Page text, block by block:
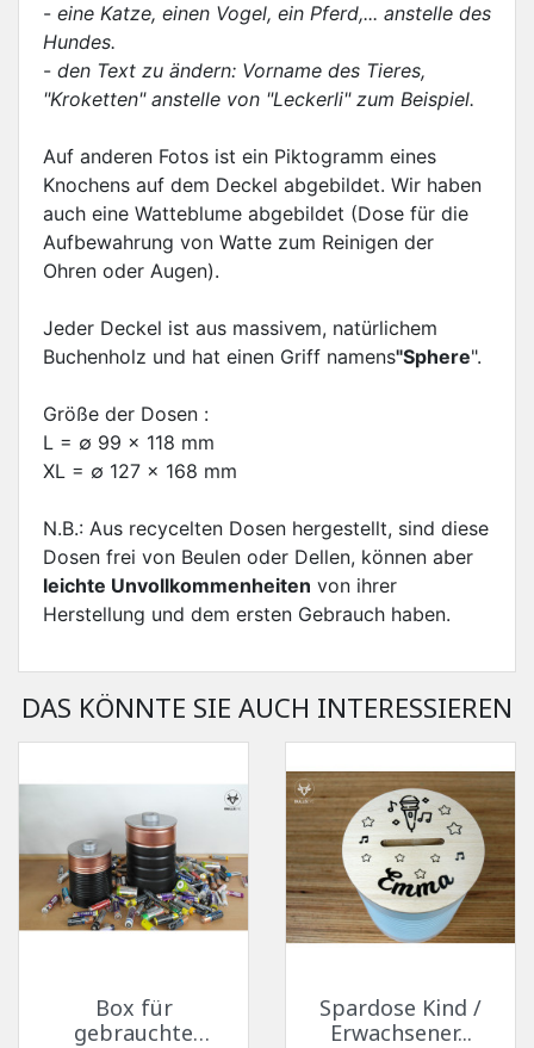
- eine Katze, einen Vogel, ein Pferd,... anstelle des
Hundes.
- den Text zu ändern: Vorname des Tieres,
"Kroketten" anstelle von "Leckerli" zum Beispiel.
Auf anderen Fotos ist ein Piktogramm eines
Knochens auf dem Deckel abgebildet. Wir haben
auch eine Watteblume abgebildet (Dose für die
Aufbewahrung von Watte zum Reinigen der
Ohren oder Augen).
Jeder Deckel ist aus massivem, natürlichem
Buchenholz und hat einen Griff namens"Sphere".
Größe der Dosen :
L = ∅ 99 x 118 mm
XL = ∅ 127 x 168 mm
N.B.: Aus recycelten Dosen hergestellt, sind diese
Dosen frei von Beulen oder Dellen, können aber
leichte Unvollkommenheiten von ihrer
Herstellung und dem ersten Gebrauch haben.
DAS KÖNNTE SIE AUCH INTERESSIEREN
Box für
gebrauchte
Spardose Kind /
Erwachsener...